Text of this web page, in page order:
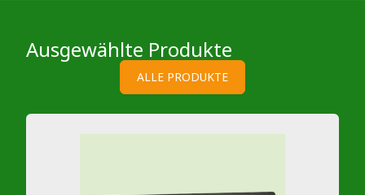
Ausgewählte Produkte
ALLE PRODUKTE